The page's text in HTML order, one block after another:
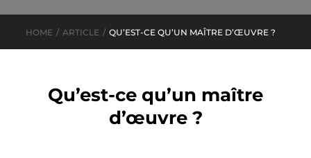
HOME ARTICLE QU’EST-CE QU’UN MAÎTRE D’ŒUVRE ?
Qu’est-ce qu’un maître
d’œuvre ?